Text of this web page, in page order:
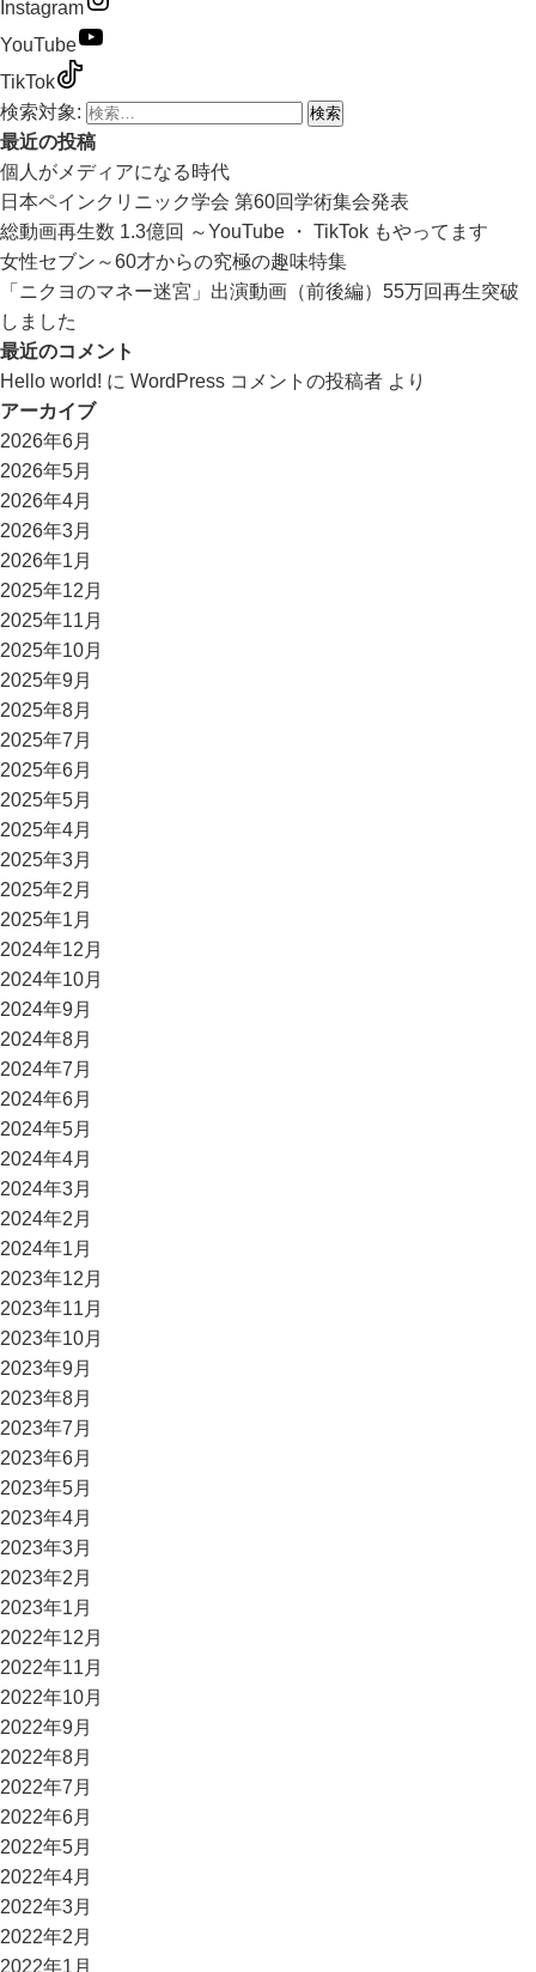
Instagram
YouTube
TikTok
検索対象:
最近の投稿
個人がメディアになる時代
日本ペインクリニック学会 第60回学術集会発表
総動画再生数 1.3億回 ～YouTube ・ TikTok もやってます
女性セブン～60才からの究極の趣味特集
「ニクヨのマネー迷宮」出演動画（前後編）55万回再生突破
しました
最近のコメント
Hello world! に WordPress コメントの投稿者 より
アーカイブ
2026年6月
2026年5月
2026年4月
2026年3月
2026年1月
2025年12月
2025年11月
2025年10月
2025年9月
2025年8月
2025年7月
2025年6月
2025年5月
2025年4月
2025年3月
2025年2月
2025年1月
2024年12月
2024年10月
2024年9月
2024年8月
2024年7月
2024年6月
2024年5月
2024年4月
2024年3月
2024年2月
2024年1月
2023年12月
2023年11月
2023年10月
2023年9月
2023年8月
2023年7月
2023年6月
2023年5月
2023年4月
2023年3月
2023年2月
2023年1月
2022年12月
2022年11月
2022年10月
2022年9月
2022年8月
2022年7月
2022年6月
2022年5月
2022年4月
2022年3月
2022年2月
2022年1月